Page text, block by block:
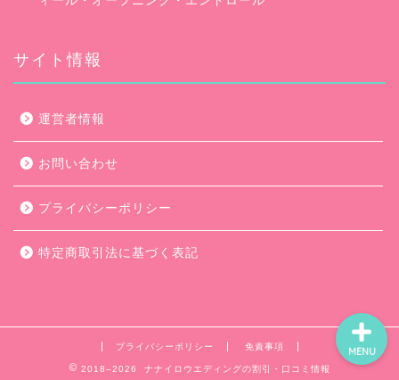
サイト情報
運営者情報
お問い合わせ
プライバシーポリシー
特定商取引法に基づく表記
プライバシーポリシー 免責事項
2018–2026 ナナイロウエディングの割引・口コミ情報
MENU
ムービー制作のコツ